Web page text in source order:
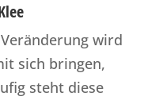
wird
sich bringen,
steht diese